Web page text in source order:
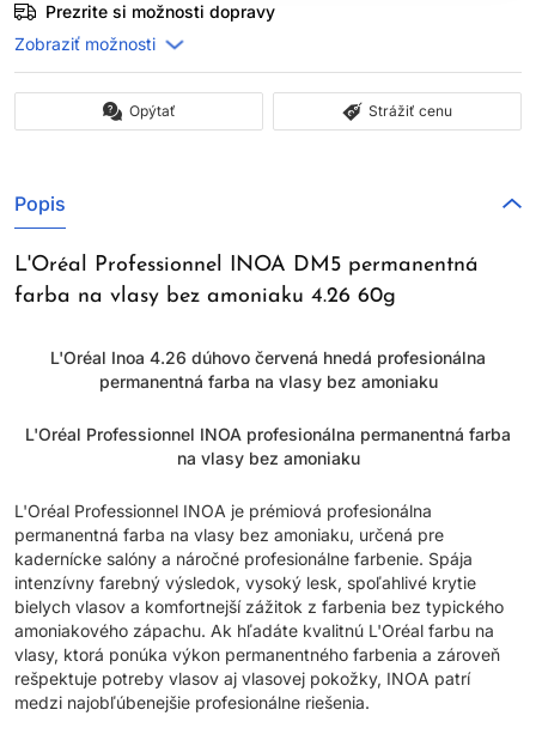
Prezrite si možnosti dopravy
Opýtať Strážiť cenu
Popis
L'Oréal Professionnel INOA DM5 permanentná
farba na vlasy bez amoniaku 4.26 60g
L'Oréal Inoa 4.26 dúhovo červená hnedá profesionálna
permanentná farba na vlasy bez amoniaku
L'Oréal Professionnel INOA profesionálna permanentná farba
na vlasy bez amoniaku
L'Oréal Professionnel INOA je prémiová profesionálna
permanentná farba na vlasy bez amoniaku, určená pre
kadernícke salóny a náročné profesionálne farbenie. Spája
intenzívny farebný výsledok, vysoký lesk, spoľahlivé krytie
bielych vlasov a komfortnejší zážitok z farbenia bez typického
amoniakového zápachu. Ak hľadáte kvalitnú L'Oréal farbu na
vlasy, ktorá ponúka výkon permanentného farbenia a zároveň
rešpektuje potreby vlasov aj vlasovej pokožky, INOA patrí
medzi najobľúbenejšie profesionálne riešenia.